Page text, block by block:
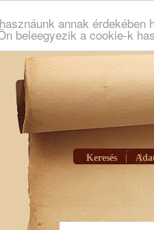
annak
beleegyezik a cookie-k
Keresés